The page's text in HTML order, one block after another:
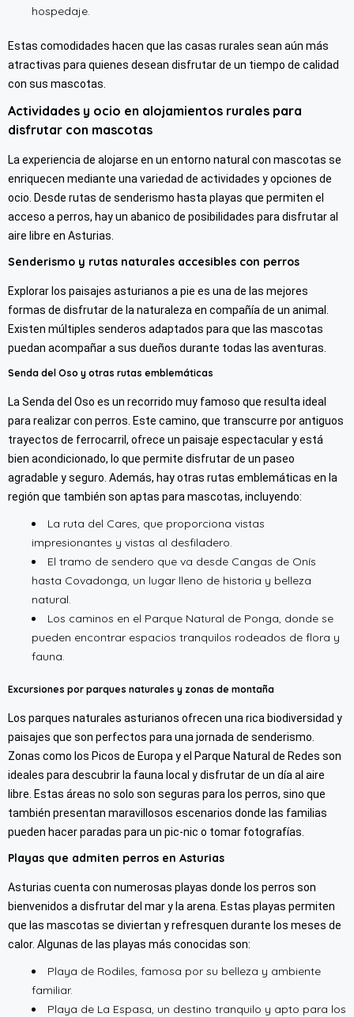
hospedaje.
Estas comodidades hacen que las casas rurales sean aún más
atractivas para quienes desean disfrutar de un tiempo de calidad
con sus mascotas.
Actividades y ocio en alojamientos rurales para
disfrutar con mascotas
La experiencia de alojarse en un entorno natural con mascotas se
enriquecen mediante una variedad de actividades y opciones de
ocio. Desde rutas de senderismo hasta playas que permiten el
acceso a perros, hay un abanico de posibilidades para disfrutar al
aire libre en Asturias.
Senderismo y rutas naturales accesibles con perros
Explorar los paisajes asturianos a pie es una de las mejores
formas de disfrutar de la naturaleza en compañía de un animal.
Existen múltiples senderos adaptados para que las mascotas
puedan acompañar a sus dueños durante todas las aventuras.
Senda del Oso y otras rutas emblemáticas
La Senda del Oso es un recorrido muy famoso que resulta ideal
para realizar con perros. Este camino, que transcurre por antiguos
trayectos de ferrocarril, ofrece un paisaje espectacular y está
bien acondicionado, lo que permite disfrutar de un paseo
agradable y seguro. Además, hay otras rutas emblemáticas en la
región que también son aptas para mascotas, incluyendo:
La ruta del Cares, que proporciona vistas
impresionantes y vistas al desfiladero.
El tramo de sendero que va desde Cangas de Onís
hasta Covadonga, un lugar lleno de historia y belleza
natural.
Los caminos en el Parque Natural de Ponga, donde se
pueden encontrar espacios tranquilos rodeados de flora y
fauna.
Excursiones por parques naturales y zonas de montaña
Los parques naturales asturianos ofrecen una rica biodiversidad y
paisajes que son perfectos para una jornada de senderismo.
Zonas como los Picos de Europa y el Parque Natural de Redes son
ideales para descubrir la fauna local y disfrutar de un día al aire
libre. Estas áreas no solo son seguras para los perros, sino que
también presentan maravillosos escenarios donde las familias
pueden hacer paradas para un pic-nic o tomar fotografías.
Playas que admiten perros en Asturias
Asturias cuenta con numerosas playas donde los perros son
bienvenidos a disfrutar del mar y la arena. Estas playas permiten
que las mascotas se diviertan y refresquen durante los meses de
calor. Algunas de las playas más conocidas son:
Playa de Rodiles, famosa por su belleza y ambiente
familiar.
Playa de La Espasa, un destino tranquilo y apto para los